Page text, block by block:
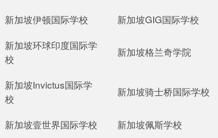
新加坡伊顿国际学校
新加坡GIG国际学校
新加坡环球印度国际学
校
新加坡格兰奇学院
新加坡Invictus国际学
校
新加坡骑士桥国际学校
新加坡壹世界国际学校 新加坡佩斯学校